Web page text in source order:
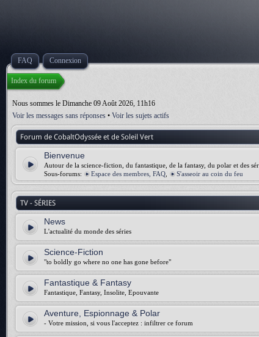
FAQ Connexion
Index du forum
Nous sommes le Dimanche 09 Août 2026, 11h16
Voir les messages sans réponses • Voir les sujets actifs
Forum de CobaltOdyssée et de Soleil Vert
Bienvenue
Autour de la science-fiction, du fantastique, de la fantasy, du polar et des
Sous-forums:
Espace des membres, FAQ S'asseoir au coin du feu
TV - SÉRIES
News
L'actualité du monde des séries
Science-Fiction
"to boldly go where no one has gone before"
Fantastique & Fantasy
Fantastique, Fantasy, Insolite, Epouvante
Aventure, Espionnage & Polar
- Votre mission, si vous l'acceptez : infiltrer ce forum